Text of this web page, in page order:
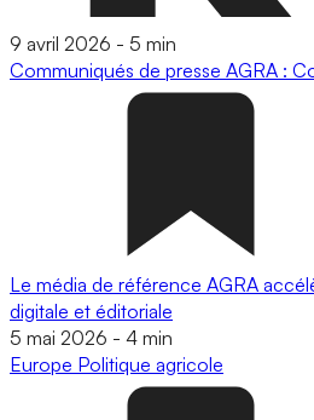
9 avril 2026 - 5 min
Communiqués de presse AGRA :
Le média de référence AGRA
digitale et éditoriale
5 mai 2026 - 4 min
Europe Politique agricole